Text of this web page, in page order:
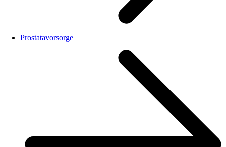
Prostatavorsorge